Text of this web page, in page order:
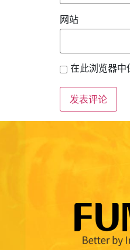
网站
在此浏览器中